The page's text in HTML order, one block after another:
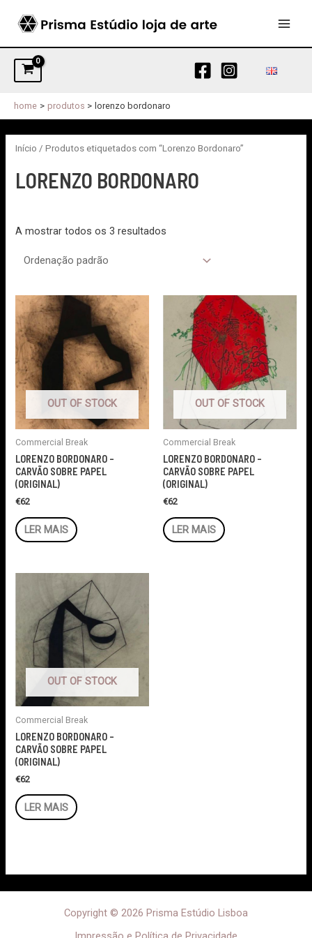
home produtos lorenzo bordonaro
Início / Produtos etiquetados com “Lorenzo Bordonaro”
LORENZO BORDONARO
A mostrar todos os 3 resultados
OUT OF STOCK
Commercial Break
LORENZO BORDONARO –
CARVÃO SOBRE PAPEL
(ORIGINAL)
€62
LER MAIS
OUT OF STOCK
Commercial Break
LORENZO BORDONARO –
CARVÃO SOBRE PAPEL
(ORIGINAL)
€62
LER MAIS
OUT OF STOCK
Commercial Break
LORENZO BORDONARO –
CARVÃO SOBRE PAPEL
(ORIGINAL)
€62
LER MAIS
Copyright © 2026 Prisma Estúdio Lisboa